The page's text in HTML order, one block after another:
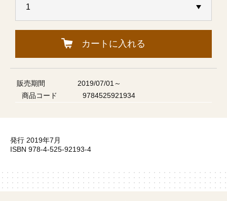
カートに入れる
販売期間
2019/07/01～
商品コード
9784525921934
発行 2019年7月
ISBN 978-4-525-92193-4